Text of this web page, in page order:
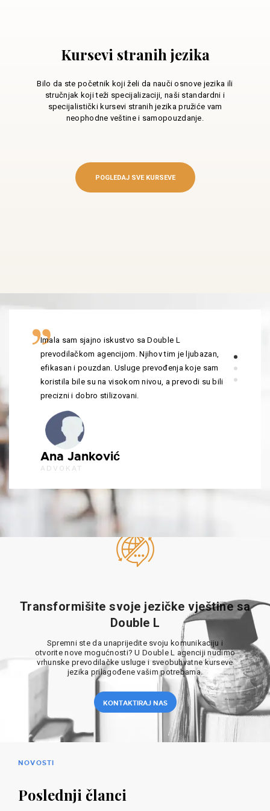
Kursevi stranih jezika
Bilo da ste početnik koji želi da nauči osnove jezika ili
stručnjak koji teži specijalizaciji, naši standardni i
specijalistički kursevi stranih jezika pružiće vam
neophodne veštine i samopouzdanje.
POGLEDAJ SVE KURSEVE
Imala sam sjajno iskustvo sa Double L
prevodilačkom agencijom. Njihov tim je ljubazan,
efikasan i pouzdan. Usluge prevođenja koje sam
koristila bile su na visokom nivou, a prevodi su bili
precizni i dobro stilizovani.
Ana Janković
ADVOKAT
Transformišite svoje jezičke vještine sa
Double L
Spremni ste da unaprijedite svoju komunikaciju i
otvorite nove mogućnosti? U Double L agenciji nudimo
vrhunske prevodilačke usluge i sveobuhvatne kurseve
jezika prilagođene vašim potrebama.
KONTAKTIRAJ NAS
NOVOSTI
Poslednji članci